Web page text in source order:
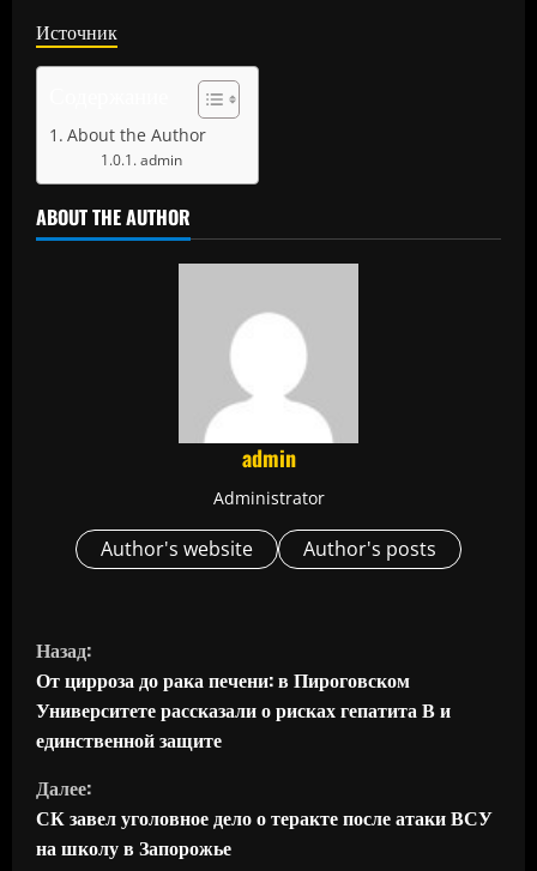
Источник
About the Author
admin
ABOUT THE AUTHOR
admin
Administrator
Author's website Author's posts
П
р
о
д
о
Назад:
От цирроза до рака печени: в Пироговском
Университете рассказали о рисках гепатита В и
единственной защите
Далее:
СК завел уголовное дело о теракте после атаки ВСУ
на школу в Запорожье